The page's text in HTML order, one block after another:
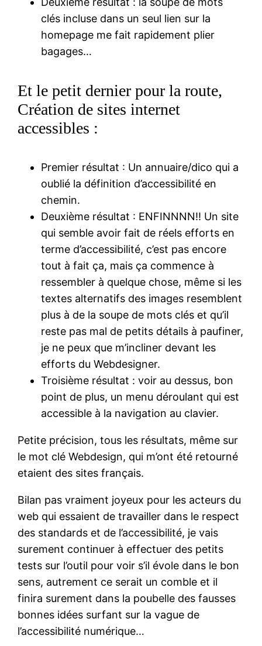
clés incluse dans un seul lien sur la
homepage me fait rapidement plier
bagages…
Et le petit dernier pour la route,
Création de sites internet
accessibles :
Premier résultat : Un annuaire/dico qui a
oublié la définition d’accessibilité en
chemin.
Deuxième résultat : ENFINNNN!! Un site
qui semble avoir fait de réels efforts en
terme d’accessibilité, c’est pas encore
tout à fait ça, mais ça commence à
ressembler à quelque chose, même si les
textes alternatifs des images resemblent
plus à de la soupe de mots clés et qu’il
reste pas mal de petits détails à paufiner,
je ne peux que m’incliner devant les
efforts du Webdesigner.
Troisième résultat : voir au dessus, bon
point de plus, un menu déroulant qui est
accessible à la navigation au clavier.
Petite précision, tous les résultats, même sur
le mot clé Webdesign, qui m’ont été retourné
etaient des sites français.
Bilan pas vraiment joyeux pour les acteurs du
web qui essaient de travailler dans le respect
des standards et de l’accessibilité, je vais
surement continuer à effectuer des petits
tests sur l’outil pour voir s’il évole dans le bon
sens, autrement ce serait un comble et il
finira surement dans la poubelle des fausses
bonnes idées surfant sur la vague de
l’accessibilité numérique…